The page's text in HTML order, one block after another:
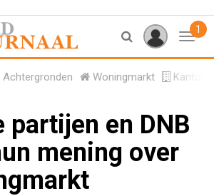
1
Achtergronden Woningmarkt
partijen en DNB
mening over